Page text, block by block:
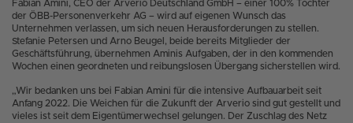
Fabian Amini, CEO der Arverio Deutschland GmbH – einer 100% Tochter
der ÖBB-Personenverkehr AG – wird auf eigenen Wunsch das
Unternehmen verlassen, um sich neuen Herausforderungen zu stellen.
Stefanie Petersen und Arno Beugel, beide bereits Mitglieder der
Geschäftsführung, übernehmen Aminis Aufgaben, der in den kommenden
Wochen einen geordneten und reibungslosen Übergang sicherstellen wird.
„Wir bedanken uns bei Fabian Amini für die intensive Aufbauarbeit seit
Anfang 2022. Die Weichen für die Zukunft der Arverio sind gut gestellt und
vieles ist seit dem Eigentümerwechsel gelungen. Der Zuschlag des Netz